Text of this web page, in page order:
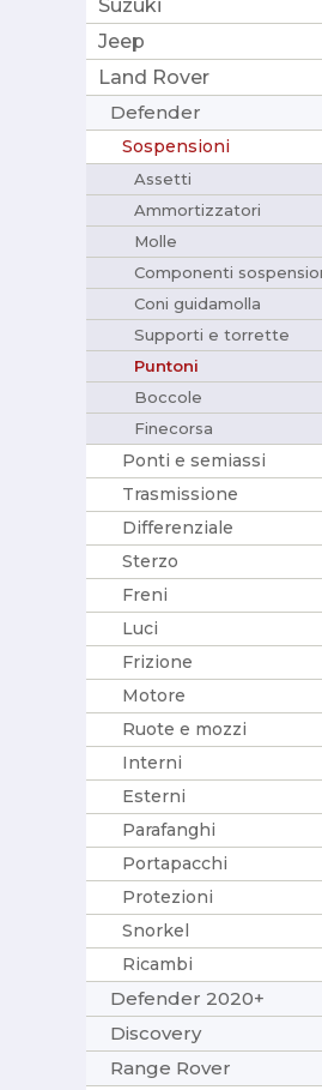
Suzuki
Jeep
Land Rover
Defender
Sospensioni
Assetti
Ammortizzatori
Molle
Componenti
Coni guidamolla
Supporti e torrette
Puntoni
Boccole
Finecorsa
Ponti e semiassi
Trasmissione
Differenziale
Sterzo
Freni
Luci
Frizione
Motore
Ruote e mozzi
Interni
Esterni
Parafanghi
Portapacchi
Protezioni
Snorkel
Ricambi
Defender 2020+
Discovery
Range Rover